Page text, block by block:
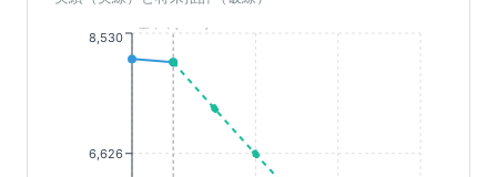
6,626
8,530